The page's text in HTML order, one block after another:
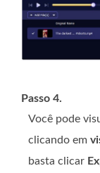
Passo 4.
Você pode
clicando em
basta clicar